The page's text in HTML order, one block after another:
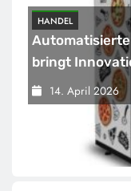
HANDEL
Automatisierte
bringt
den Start
14. April 2026